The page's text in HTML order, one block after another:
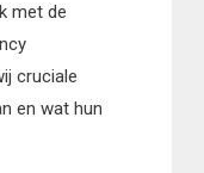
met de
cruciale
en wat hun